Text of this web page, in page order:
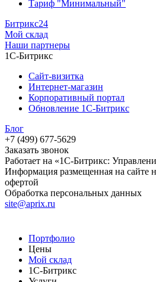
Тариф "Минимальный"
Битрикс24
Мой склад
Наши партнеры
1С-Битрикс
Сайт-визитка
Интернет-магазин
Корпоративный портал
Обновление 1С-Битрикс
Блог
+7 (499) 677-5629
Заказать звонок
Работает на «1С-Битрикс:
Информация размещенная на сайте
офертой
Обработка персональных данных
site@aprix.ru
Портфолио
Цены
Мой склад
1С-Битрикс